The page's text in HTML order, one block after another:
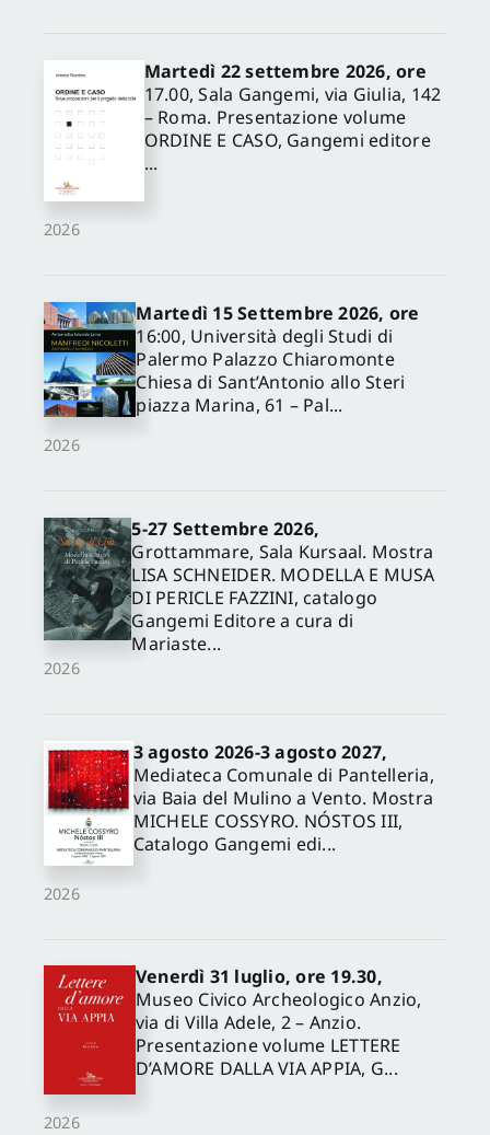
2026
Martedì 22 settembre 2026, ore
17.00, Sala Gangemi, via Giulia, 142
– Roma. Presentazione volume
ORDINE E CASO, Gangemi editore
...
2026
Martedì 15 Settembre 2026, ore
16:00, Università degli Studi di
Palermo Palazzo Chiaromonte
Chiesa di Sant’Antonio allo Steri
piazza Marina, 61 – Pal...
2026
5-27 Settembre 2026,
Grottammare, Sala Kursaal. Mostra
LISA SCHNEIDER. MODELLA E MUSA
DI PERICLE FAZZINI, catalogo
Gangemi Editore a cura di
Mariaste...
2026
3 agosto 2026-3 agosto 2027,
Mediateca Comunale di Pantelleria,
via Baia del Mulino a Vento. Mostra
MICHELE COSSYRO. NÓSTOS III,
Catalogo Gangemi edi...
2026
Venerdì 31 luglio, ore 19.30,
Museo Civico Archeologico Anzio,
via di Villa Adele, 2 – Anzio.
Presentazione volume LETTERE
D’AMORE DALLA VIA APPIA, G...